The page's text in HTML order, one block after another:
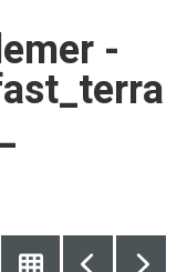
-